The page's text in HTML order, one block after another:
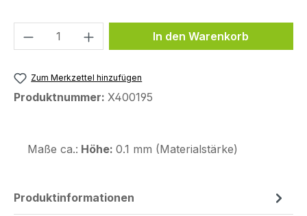
Produkt Anzahl: Gib denIn den Warenkorb
Zum Merkzettel hinzufügen
Produktnummer: X400195
Maße ca.: Höhe: 0.1 mm (Materialstärke)
Produktinformationen